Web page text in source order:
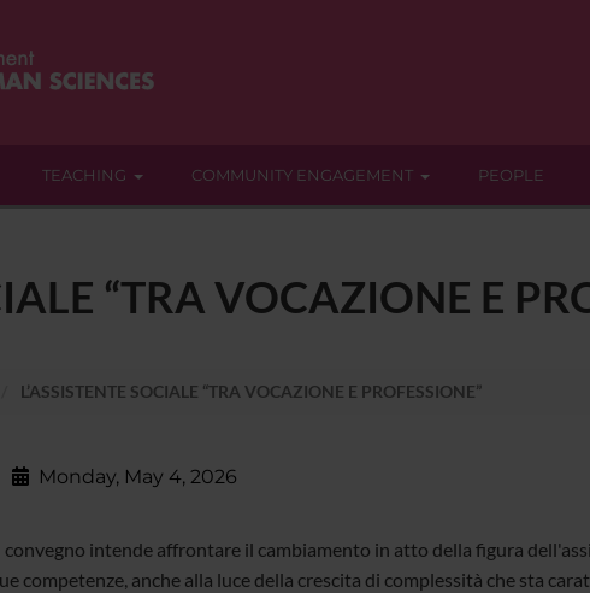
TEACHING COMMUNITY ENGAGEMENT PEOPLE
“TRA VOCAZIONE E
L’ASSISTENTE SOCIALE “TRA VOCAZIONE E PROFESSIONE”
Monday, May 4, 2026
convegno intende affrontare il cambiamento in atto della figura
competenze, anche alla luce della crescita di complessità che sta